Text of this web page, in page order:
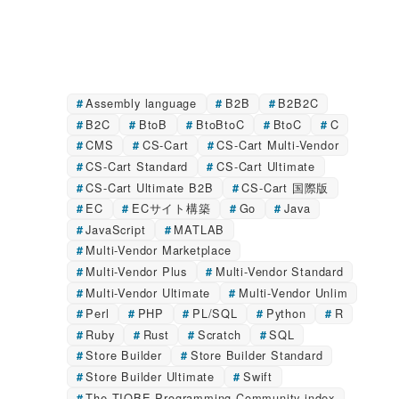
Assembly language B2B
B2B2C
B2C
BtoB BtoBtoC BtoC
C
CMS
CS-Cart
CS-Cart Multi-Vendor
CS-Cart Standard
CS-Cart Ultimate
CS-Cart Ultimate B2B
CS-Cart 国際版
EC
ECサイト構築 Go
Java
JavaScript
MATLAB
Multi-Vendor Marketplace
Multi-Vendor Plus
Multi-Vendor Standard
Multi-Vendor Ultimate
Multi-Vendor Unlim
Perl
PHP PL/SQL Python
R
Ruby
Rust Scratch
SQL
Store Builder
Store Builder Standard
Store Builder Ultimate
Swift